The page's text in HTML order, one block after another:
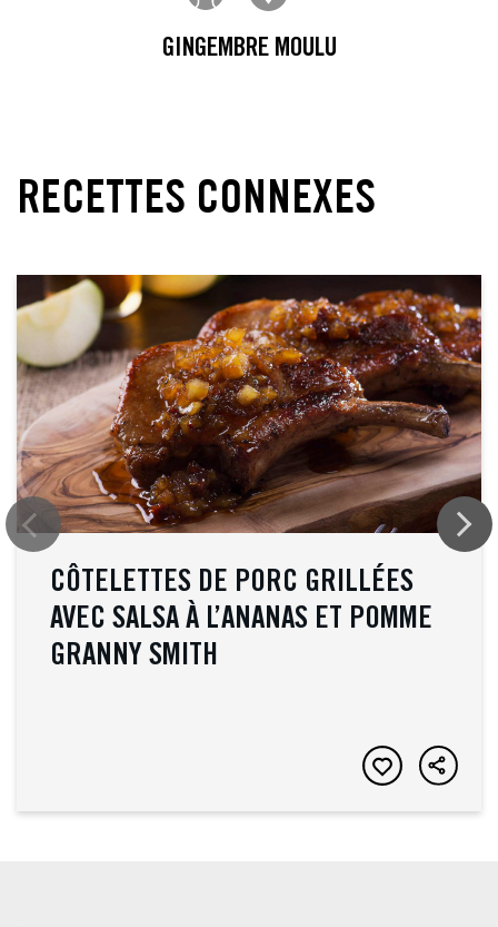
GINGEMBRE MOULU
RECETTES CONNEXES
CÔTELETTES DE PORC GRILLÉES
AVEC SALSA À L’ANANAS ET POMME
GRANNY SMITH